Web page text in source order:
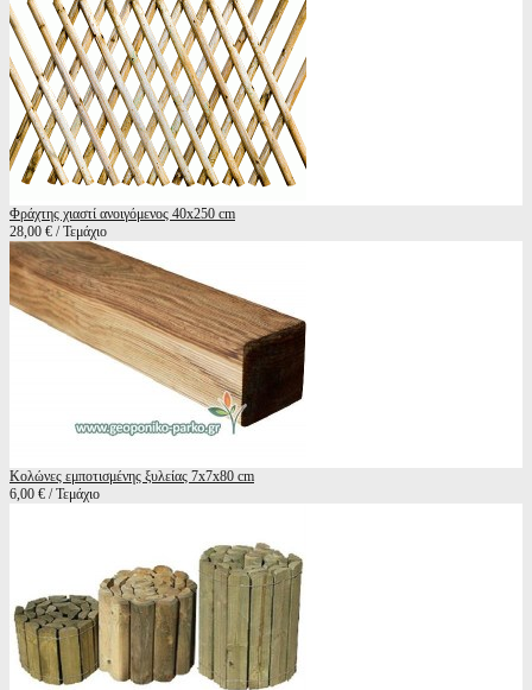
Φράχτης χιαστί ανοιγόμενος 40x250 cm
28,00 € / Τεμάχιο
Κολώνες εμποτισμένης ξυλείας 7x7x80 cm
6,00 € / Τεμάχιο